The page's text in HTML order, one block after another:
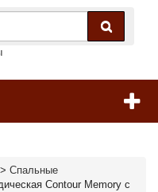
> Спальные
Contour Memory с